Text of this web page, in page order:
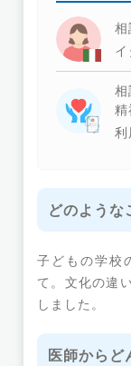
相
イ
相
利
どのような
子どもの学校
て。文化の違
しました。
医師からど